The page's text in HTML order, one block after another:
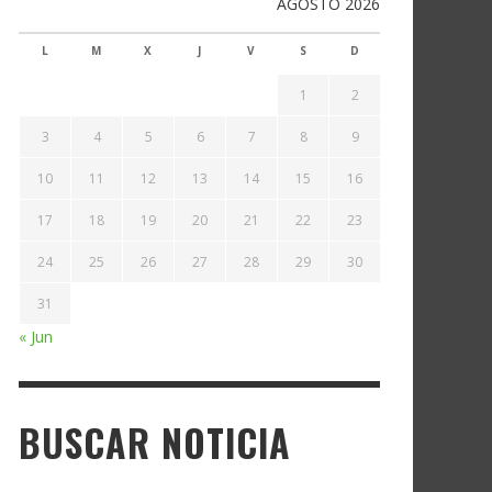
L M X J V S D
1 2
3 4 5 6 7 8 9
10 11 12 13 14 15 16
17 18 19 20 21 22 23
24 25 26 27 28 29 30
31
« Jun
BUSCAR NOTICIA